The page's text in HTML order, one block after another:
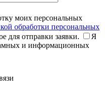
моих персональных
обработки персональных
для отправки заявки.
Я
и информационных